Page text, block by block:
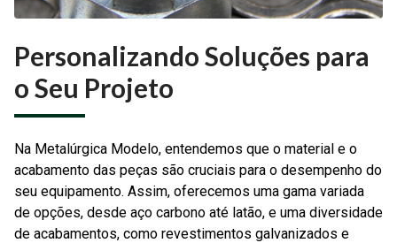
Personalizando Soluções para
o Seu Projeto
Na Metalúrgica Modelo, entendemos que o material e o
acabamento das peças são cruciais para o desempenho do
seu equipamento. Assim, oferecemos uma gama variada
de opções, desde aço carbono até latão, e uma diversidade
de acabamentos, como revestimentos galvanizados e